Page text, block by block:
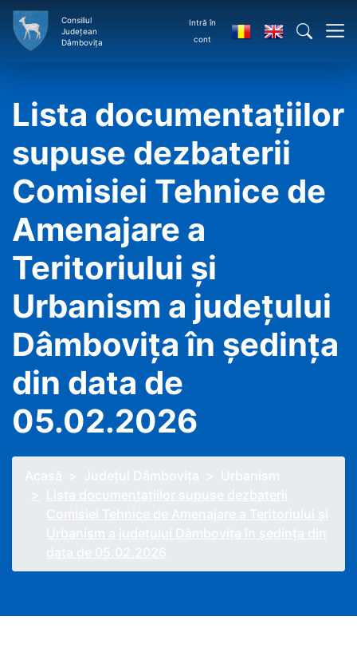
Consiliul
Județean
Dâmbovița
Intră în
cont
Lista documentaţiilor
supuse dezbaterii
Comisiei Tehnice de
Amenajare a
Teritoriului şi
Urbanism a judeţului
Dâmboviţa în şedinţa
din data de
05.02.2026